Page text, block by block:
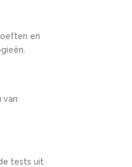
en
van
tests uit